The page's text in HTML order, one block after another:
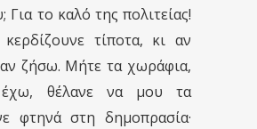
Για το καλό της πολιτείας!
τίποτα, κι αν
ζήσω. Μήτε τα χωράφια,
θέλανε να μου τα
φτηνά στη δημοπρασία·